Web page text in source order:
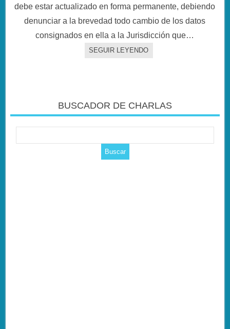
debe estar actualizado en forma permanente, debiendo
denunciar a la brevedad todo cambio de los datos
consignados en ella a la Jurisdicción que…
SEGUIR LEYENDO
BUSCADOR DE CHARLAS